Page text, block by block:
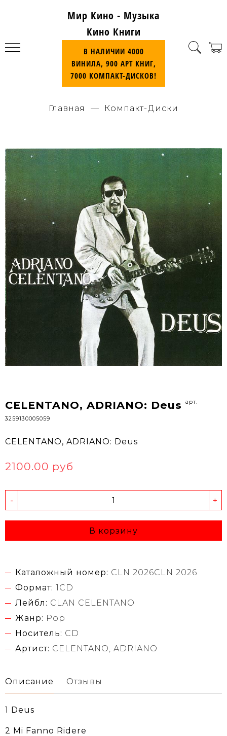
Мир Кино - Музыка
Кино Книги
В НАЛИЧИИ 4000
ВИНИЛА, 900 АРТ КНИГ,
7000 КОМПАКТ-ДИСКОВ!
Главная Компакт-Диски
CELENTANO, ADRIANO: Deus арт.
3259130005059
CELENTANO, ADRIANO: Deus
2100.00 руб
- +
В корзину
Каталожный номер: CLN 2026CLN 2026
Формат: 1CD
Лейбл: CLAN CELENTANO
Жанр: Pop
Носитель: CD
Артист: CELENTANO, ADRIANO
Описание Отзывы
1 Deus
2 Mi Fanno Ridere